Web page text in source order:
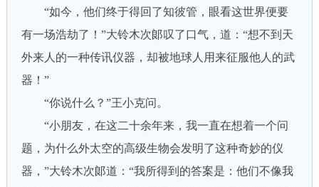
“如今，他们终于得回了知彼管，眼看这世界便要
有一场浩劫了！”大铃木次郞叹了口气，道：“想不到天
外来人的一种传讯仪器，却被地球人用来征服他人的武
器！”
“你说什么？”王小克问。
“小朋友，在这二十余年来，我一直在想着一个问
题，为什么外太空的高级生物会发明了这种奇妙的仪
器，”大铃木次郞道：“我所得到的答案是：他们不像我